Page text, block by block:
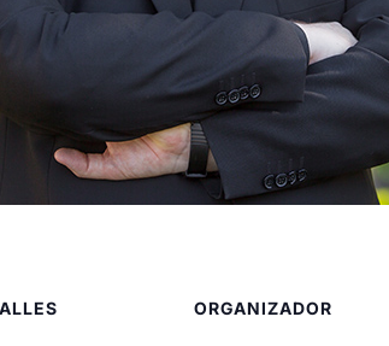
ORGANIZADOR